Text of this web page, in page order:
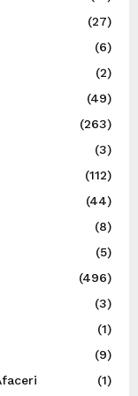
(27)
(6)
(2)
(49)
(263)
(3)
(112)
(44)
(8)
(5)
(496)
(3)
(1)
(9)
(1)